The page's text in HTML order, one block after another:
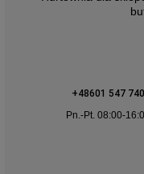
+48601 547 740
Pn.-Pt. 08:00-